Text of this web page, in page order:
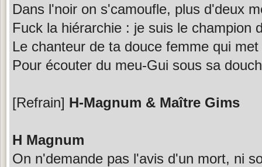
Dans l'noir on s'camoufle, plus d'deux
Fuck la hiérarchie : je suis le champion
Le chanteur de ta douce femme qui
Pour écouter du meu-Gui sous sa
[Refrain] H-Magnum & Maître Gims
H Magnum
On n'demande pas l'avis d'un mort, ni